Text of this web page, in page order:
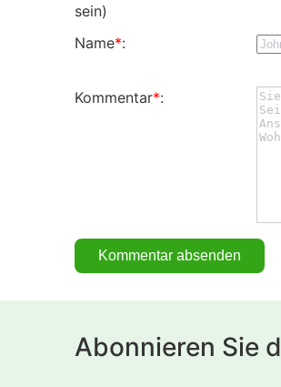
sein)
Name*:
Kommentar*:
Abonnieren Sie